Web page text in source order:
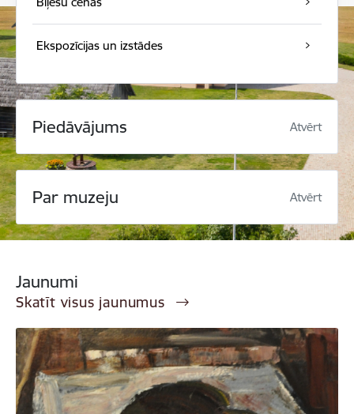
Ekspozīcijas un izstādes
Piedāvājums Atvērt
Par muzeju Atvērt
Jaunumi
Skatīt visus jaunumus